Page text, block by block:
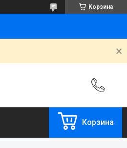
Корзина
Корзина